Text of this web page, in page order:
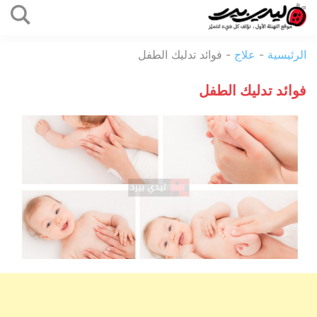
المحتوى
بيرد
الرئيسية - علاج - فوائد تدليك الطفل
فوائد تدليك الطفل